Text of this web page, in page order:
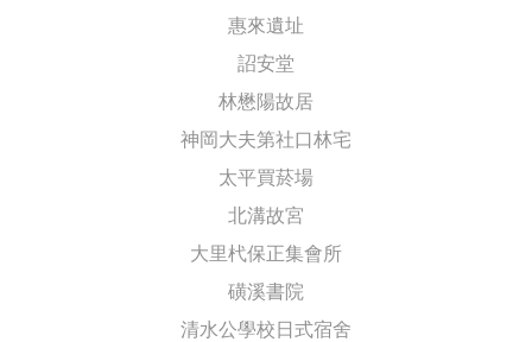
惠來遺址
詔安堂
林懋陽故居
神岡大夫第社口林宅
太平買菸場
北溝故宮
大里杙保正集會所
磺溪書院
清水公學校日式宿舍